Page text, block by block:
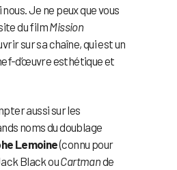
Je ne peux que vous
du filmMission
sur sa chaîne, qui est un
d’œuvre esthétique et
aussi sur les
noms du doublage
Lemoine(connu pour
Black ouCartmande